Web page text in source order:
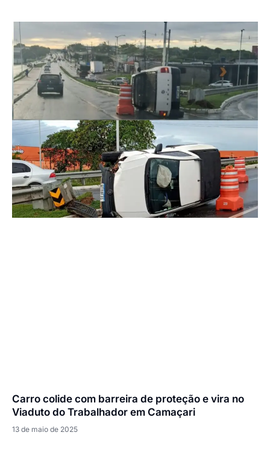
Carro colide com barreira de proteção e vira no
Viaduto do Trabalhador em Camaçari
13 de maio de 2025